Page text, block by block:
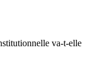
va-t-elle